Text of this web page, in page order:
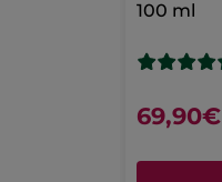
100 ml
69,90€